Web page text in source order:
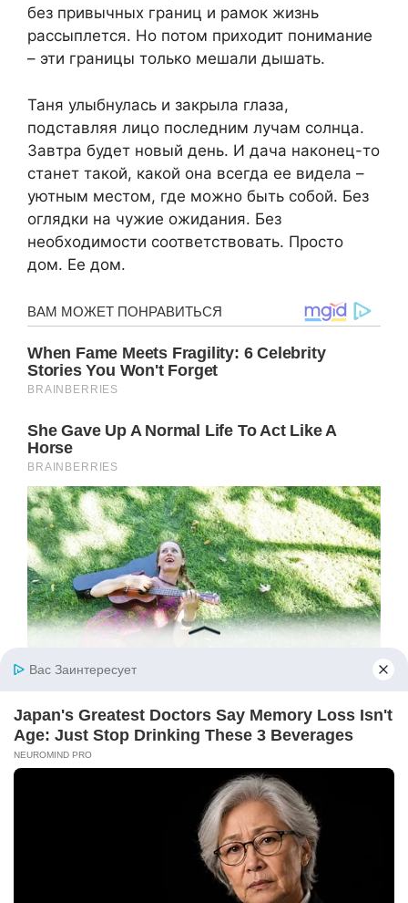
без привычных границ и рамок жизнь
рассыплется. Но потом приходит понимание
– эти границы только мешали дышать.
Таня улыбнулась и закрыла глаза,
подставляя лицо последним лучам солнца.
Завтра будет новый день. И дача наконец-то
станет такой, какой она всегда ее видела –
уютным местом, где можно быть собой. Без
оглядки на чужие ожидания. Без
необходимости соответствовать. Просто
дом. Ее дом.